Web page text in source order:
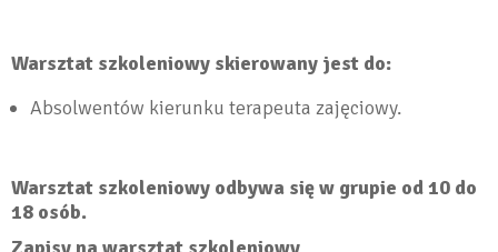
Warsztat szkoleniowy skierowany jest do:
Absolwentów kierunku terapeuta zajęciowy.
Warsztat szkoleniowy odbywa się w grupie od 10 do
18 osób.